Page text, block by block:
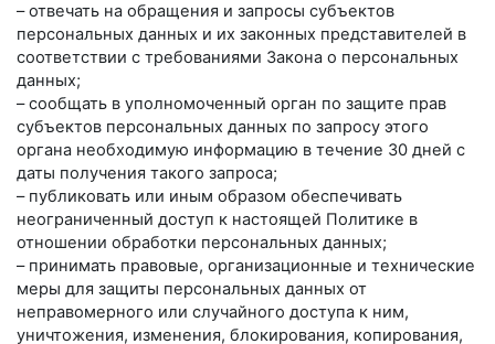
– отвечать на обращения и запросы субъектов
персональных данных и их законных представителей в
соответствии с требованиями Закона о персональных
данных;
– сообщать в уполномоченный орган по защите прав
субъектов персональных данных по запросу этого
органа необходимую информацию в течение 30 дней с
даты получения такого запроса;
– публиковать или иным образом обеспечивать
неограниченный доступ к настоящей Политике в
отношении обработки персональных данных;
– принимать правовые, организационные и технические
меры для защиты персональных данных от
неправомерного или случайного доступа к ним,
уничтожения, изменения, блокирования, копирования,